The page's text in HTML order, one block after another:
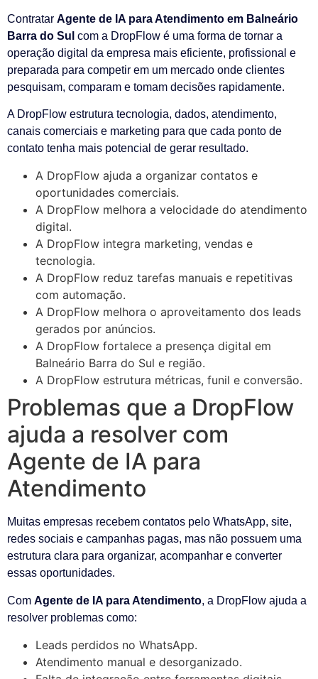
Contratar Agente de IA para Atendimento em Balneário
Barra do Sul com a DropFlow é uma forma de tornar a
operação digital da empresa mais eficiente, profissional e
preparada para competir em um mercado onde clientes
pesquisam, comparam e tomam decisões rapidamente.
A DropFlow estrutura tecnologia, dados, atendimento,
canais comerciais e marketing para que cada ponto de
contato tenha mais potencial de gerar resultado.
A DropFlow ajuda a organizar contatos e
oportunidades comerciais.
A DropFlow melhora a velocidade do atendimento
digital.
A DropFlow integra marketing, vendas e
tecnologia.
A DropFlow reduz tarefas manuais e repetitivas
com automação.
A DropFlow melhora o aproveitamento dos leads
gerados por anúncios.
A DropFlow fortalece a presença digital em
Balneário Barra do Sul e região.
A DropFlow estrutura métricas, funil e conversão.
Problemas que a DropFlow
ajuda a resolver com
Agente de IA para
Atendimento
Muitas empresas recebem contatos pelo WhatsApp, site,
redes sociais e campanhas pagas, mas não possuem uma
estrutura clara para organizar, acompanhar e converter
essas oportunidades.
Com Agente de IA para Atendimento, a DropFlow ajuda a
resolver problemas como:
Leads perdidos no WhatsApp.
Atendimento manual e desorganizado.